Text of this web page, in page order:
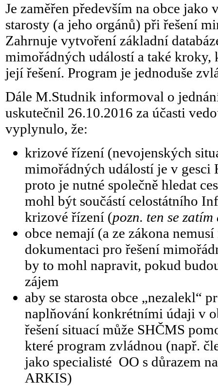
Je zaměřen především na obce jako
starosty (a jeho orgánů) při řešení
Zahrnuje vytvoření základní
mimořádných událostí a také kroky,
její řešení. Program je jednoduše
Dále M.Studnik informoval o
uskutečnil 26.10.2016 za účasti
vyplynulo, že:
krizové řízení (nevojenských
mimořádných událostí je v gesci
proto je nutné společně hledat
mohl být součástí celostátního
krizové řízení (pozn. ten se
obce nemají (a ze zákona
dokumentaci pro řešení
by to mohl napravit, pokud
zájem
aby se starosta obce „nezalekl“
naplňování konkrétními údaji v
řešení situací může SHČMS
které program zvládnou (např.
jako specialisté OO s důrazem
ARKIS)